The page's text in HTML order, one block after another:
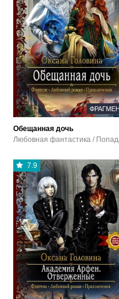
Обещанная дочь
7.9